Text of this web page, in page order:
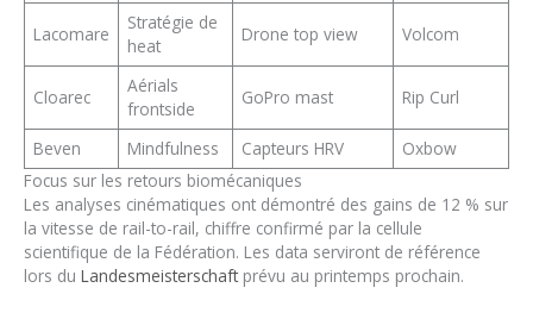
Lacomare
Stratégie de
heat
Drone top view Volcom
Cloarec
Aérials
frontside
GoPro mast Rip Curl
Beven Mindfulness Capteurs HRV
Oxbow
Focus sur les retours biomécaniques
Les analyses cinématiques ont démontré des gains de 12 % sur
la vitesse de rail-to-rail, chiffre confirmé par la cellule
scientifique de la Fédération. Les data serviront de référence
lors du Landesmeisterschaft prévu au printemps prochain.